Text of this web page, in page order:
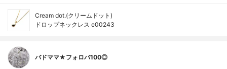
Cream dot.(クリームドット)
ドロップネックレス e00243
バドママ★フォロバ100◎